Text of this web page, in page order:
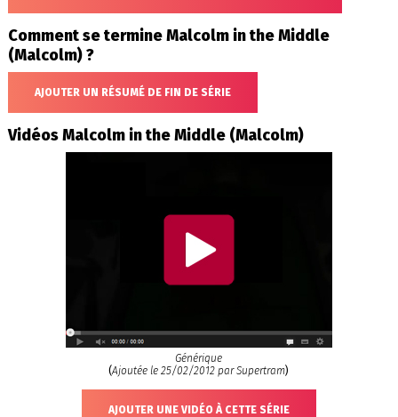
Comment se termine Malcolm in the Middle
(Malcolm) ?
AJOUTER UN RÉSUMÉ DE FIN DE SÉRIE
Vidéos Malcolm in the Middle (Malcolm)
Générique
(Ajoutée le 25/02/2012 par Supertram)
AJOUTER UNE VIDÉO À CETTE SÉRIE